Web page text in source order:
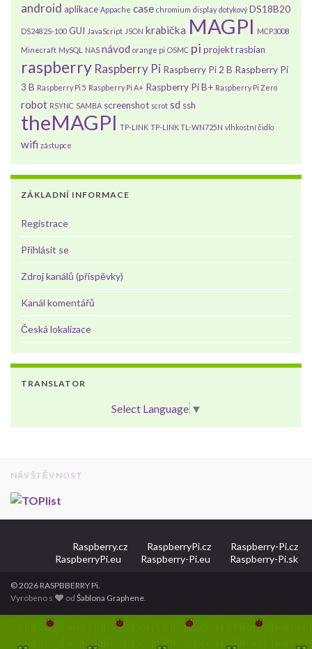
android aplikace Appache case chromium display dotykový DS18B20
DS2482S-100 GUI JavaScript JSON krabička MAGPI MCP3008
Minecraft MySQL NAS návod orange pi OSMC pi projektrasbian
raspberry Raspberry Pi Raspberry Pi 2 B Raspberry Pi
3 B Raspberry Pi 5 Raspberry Pi A+ Raspberry Pi B+ Raspberry Pi Zero
robot RSYNC SAMBA screenshot scrot sd ssh
theMAGPI TP-LINK TP-LINK TL-WN725N vlhkostní čidlo
wifi zástupce
ZÁKLADNÍ INFORMACE
Registrace
Přihlásit se
Zdroj kanálů (příspěvky)
Kanál komentářů
Česká lokalizace
TRANSLATOR
Select Language ▼
NÁVŠTĚVNOST
Raspberry.cz RaspberryPi.cz
Raspberry-Pi.cz
RaspberryPi.eu
Raspberry-Pi.eu Raspberry-Pi.sk
© 2026 RASPBBERRY Pi.
Vyrobeno s
odŠablona Graphene.